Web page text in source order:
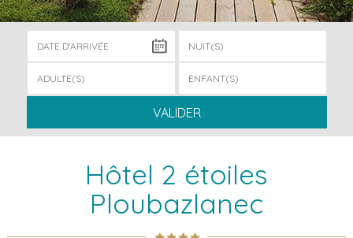
VALIDER
Hôtel 2 étoiles
Ploubazlanec